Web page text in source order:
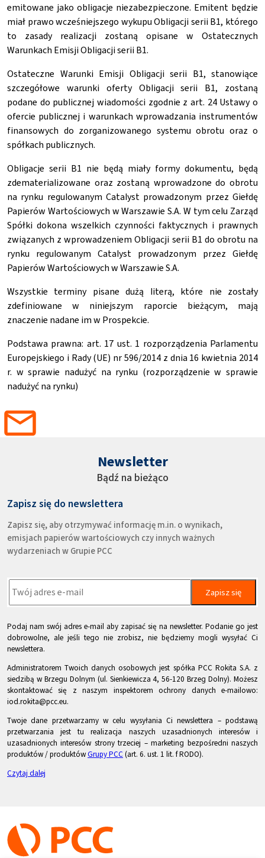
emitowane jako obligacje niezabezpieczone. Emitent będzie
miał prawo wcześniejszego wykupu Obligacji serii B1, którego
to zasady realizacji zostaną opisane w Ostatecznych
Warunkach Emisji Obligacji serii B1.
Ostateczne Warunki Emisji Obligacji serii B1, stanowiące
szczegółowe warunki oferty Obligacji serii B1, zostaną
podane do publicznej wiadomości zgodnie z art. 24 Ustawy o
ofercie publicznej i warunkach wprowadzania instrumentów
finansowych do zorganizowanego systemu obrotu oraz o
spółkach publicznych.
Obligacje serii B1 nie będą miały formy dokumentu, będą
zdematerializowane oraz zostaną wprowadzone do obrotu
na rynku regulowanym Catalyst prowadzonym przez Giełdę
Papierów Wartościowych w Warszawie S.A. W tym celu Zarząd
Spółki dokona wszelkich czynności faktycznych i prawnych
związanych z wprowadzeniem Obligacji serii B1 do obrotu na
rynku regulowanym Catalyst prowadzonym przez Giełdę
Papierów Wartościowych w Warszawie S.A.
Wszystkie terminy pisane dużą literą, które nie zostały
zdefiniowane w niniejszym raporcie bieżącym, mają
znaczenie nadane im w Prospekcie.
Podstawa prawna: art. 17 ust. 1 rozporządzenia Parlamentu
Europejskiego i Rady (UE) nr 596/2014 z dnia 16 kwietnia 2014
r. w sprawie nadużyć na rynku (rozporządzenie w sprawie
nadużyć na rynku)
Newsletter
Bądź na bieżąco
Zapisz się do newslettera
Zapisz się, aby otrzymywać informację m.in. o wynikach,
emisjach papierów wartościowych czy innych ważnych
wydarzeniach w Grupie PCC
Zapisz się
Podaj nam swój adres e-mail aby zapisać się na newsletter. Podanie go jest
dobrowolne, ale jeśli tego nie zrobisz, nie będziemy mogli wysyłać Ci
newslettera.
Administratorem Twoich danych osobowych jest spółka PCC Rokita S.A. z
siedzibą w Brzegu Dolnym (ul. Sienkiewicza 4, 56-120 Brzeg Dolny). Możesz
skontaktować się z naszym inspektorem ochrony danych e-mailowo:
iod.rokita@pcc.eu.
Twoje dane przetwarzamy w celu wysyłania Ci newslettera – podstawą
przetwarzania jest tu realizacja naszych uzasadnionych interesów i
uzasadnionych interesów strony trzeciej – marketing bezpośredni naszych
produktów / produktówGrupy PCC (art. 6. ust. 1 lit. f RODO).
Czytaj dalej